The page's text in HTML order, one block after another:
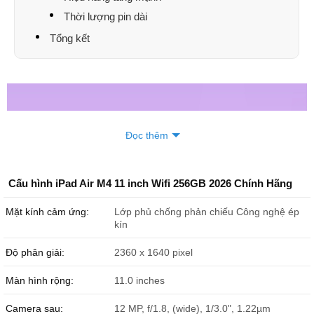
Thời lượng pin dài
Tổng kết
Đọc thêm
Cấu hình iPad Air M4 11 inch Wifi 256GB 2026 Chính Hãng
Mặt kính cảm ứng:
Lớp phủ chống phản chiếu Công nghệ ép
kín
Độ phân giải: 2360 x 1640 pixel
Màn hình rộng: 11.0 inches
Camera sau: 12 MP, f/1.8, (wide), 1/3.0", 1.22µm